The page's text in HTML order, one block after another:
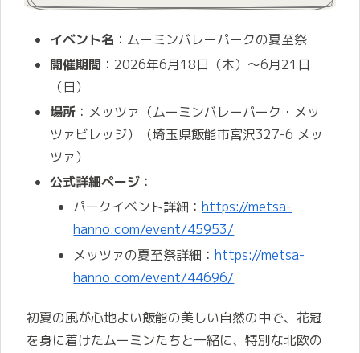
イベント名 ：ムーミンバレーパークの夏至祭
開催期間 ：2026年6月18日（木）～6月21日
（日）
場所 ：メッツァ（ムーミンバレーパーク・メッ
ツァビレッジ）（埼玉県飯能市宮沢327-6 メッ
ツァ）
公式詳細ページ ：
パークイベント詳細：https://metsa-
hanno.com/event/45953/
メッツァの夏至祭詳細：https://metsa-
hanno.com/event/44696/
初夏の風が心地よい飯能の美しい自然の中で、花冠
を身に着けたムーミンたちと一緒に、特別な北欧の